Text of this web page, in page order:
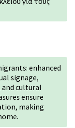
enhanced
signage,
cultural
ensure
making